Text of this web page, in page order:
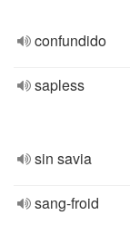
confundido
sapless
sin savia
sang-froid